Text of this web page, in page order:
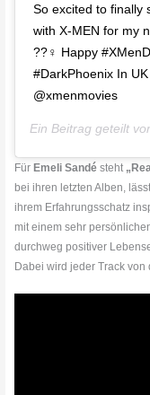
So excited to finally
with X-MEN for my
??‍♀ Happy
#DarkPhoenix In
@xmenmovies
Ein Beitrag geteilt
FürEmeli Sandé steht
bei ihren letzten Alben,
ihrem Erfahrungsschatz
mit einem sehr
durchweg positiver
Dabei wird jeder Track von